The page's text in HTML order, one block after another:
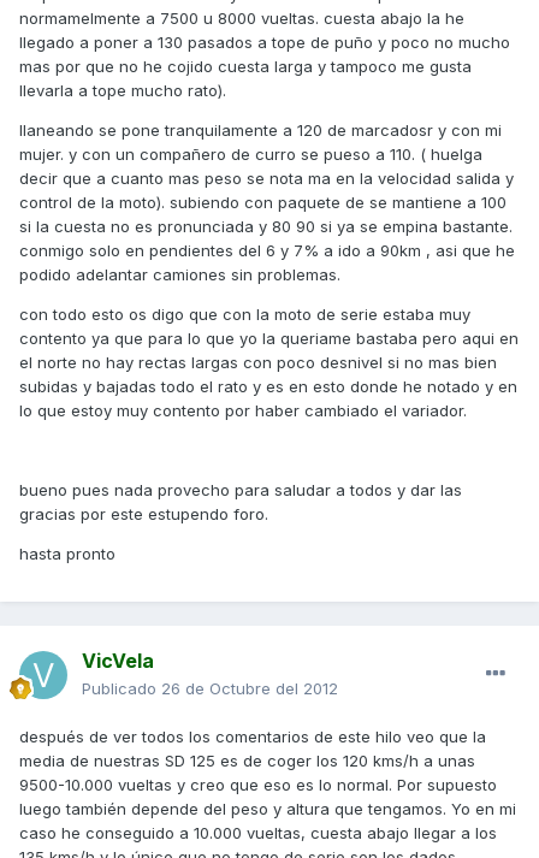
normamelmente a 7500 u 8000 vueltas. cuesta abajo la he
llegado a poner a 130 pasados a tope de puño y poco no mucho
mas por que no he cojido cuesta larga y tampoco me gusta
llevarla a tope mucho rato).
llaneando se pone tranquilamente a 120 de marcadosr y con mi
mujer. y con un compañero de curro se pueso a 110. ( huelga
decir que a cuanto mas peso se nota ma en la velocidad salida y
control de la moto). subiendo con paquete de se mantiene a 100
si la cuesta no es pronunciada y 80 90 si ya se empina bastante.
conmigo solo en pendientes del 6 y 7% a ido a 90km , asi que he
podido adelantar camiones sin problemas.
con todo esto os digo que con la moto de serie estaba muy
contento ya que para lo que yo la queriame bastaba pero aqui en
el norte no hay rectas largas con poco desnivel si no mas bien
subidas y bajadas todo el rato y es en esto donde he notado y en
lo que estoy muy contento por haber cambiado el variador.
bueno pues nada provecho para saludar a todos y dar las
gracias por este estupendo foro.
hasta pronto
VicVela
Publicado 26 de Octubre del 2012
después de ver todos los comentarios de este hilo veo que la
media de nuestras SD 125 es de coger los 120 kms/h a unas
9500-10.000 vueltas y creo que eso es lo normal. Por supuesto
luego también depende del peso y altura que tengamos. Yo en mi
caso he conseguido a 10.000 vueltas, cuesta abajo llegar a los